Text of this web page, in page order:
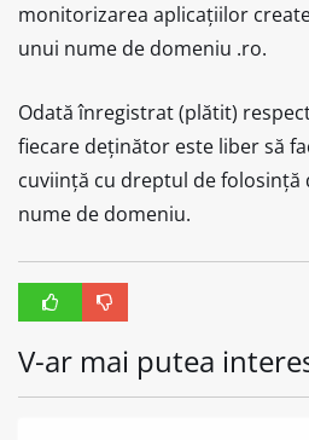
monitorizarea aplicațiilor
unui nume de domeniu .ro.
Odată înregistrat (plătit)
fiecare deținător este liber să
cuviință cu dreptul de
nume de domeniu.
V-ar mai putea